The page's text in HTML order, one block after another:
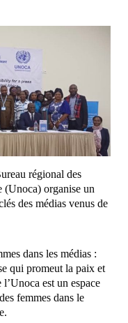
régional des
organise un
des médias venus de
dans les médias :
qui promeut la paix et
est un espace
femmes dans le